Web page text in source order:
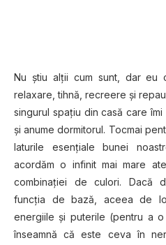
Nu știu alții cum sunt, dar eu
relaxare, tihnă, recreere și
singurul spațiu din casă care
și anume dormitorul. Tocmai
laturile esențiale bunei
acordăm o infinit mai mare
combinației de culori. Dacă
funcția de bază, aceea de
energiile și puterile (pentru a
înseamnă că este ceva în